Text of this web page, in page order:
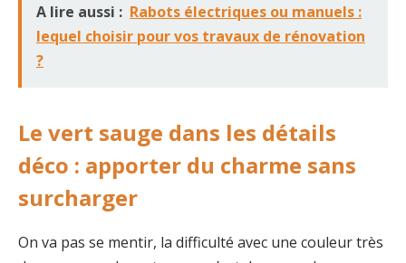
A lire aussi : Rabots électriques ou manuels :
lequel choisir pour vos travaux de rénovation
?
Le vert sauge dans les détails
déco : apporter du charme sans
surcharger
On va pas se mentir, la difficulté avec une couleur très